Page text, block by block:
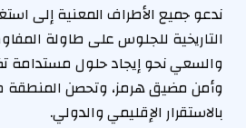
ندعو جميع الأطراف المعنية إلى
التاريخية للجلوس على طاولة
والسعي نحو إيجاد حلول مستدامة
وأمن مضيق هرمز، وتحصن
بالاستقرار الإقليمي والدولي.